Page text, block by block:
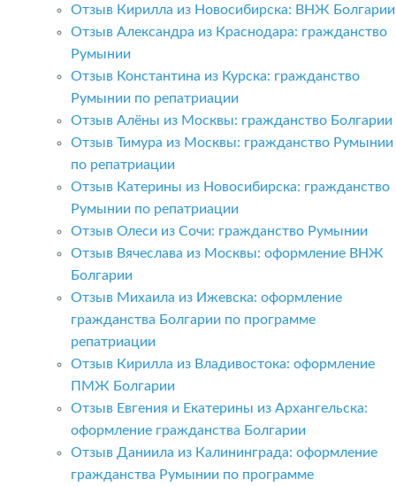
Отзыв Кирилла из Новосибирска: ВНЖ Болгарии
Отзыв Александра из Краснодара: гражданство
Румынии
Отзыв Константина из Курска: гражданство
Румынии по репатриации
Отзыв Алёны из Москвы: гражданство Болгарии
Отзыв Тимура из Москвы: гражданство Румынии
по репатриации
Отзыв Катерины из Новосибирска: гражданство
Румынии по репатриации
Отзыв Олеси из Сочи: гражданство Румынии
Отзыв Вячеслава из Москвы: оформление ВНЖ
Болгарии
Отзыв Михаила из Ижевска: оформление
гражданства Болгарии по программе
репатриации
Отзыв Кирилла из Владивостока: оформление
ПМЖ Болгарии
Отзыв Евгения и Екатерины из Архангельска:
оформление гражданства Болгарии
Отзыв Даниила из Калининграда: оформление
гражданства Румынии по программе